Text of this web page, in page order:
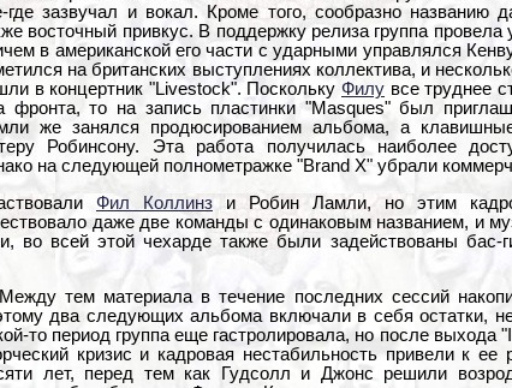
где зазвучал и вокал. Кроме того, сообразно названию
восточный привкус. В поддержку релиза группа провела
в американской его части с ударными управлялся
на британских выступлениях коллектива, и
в концертник "Livestock". Поскольку Филу все труднее
фронта, то на запись пластинки "Masques" был
же занялся продюсированием альбома, а
Робинсону. Эта работа получилась наиболее
на следующей полнометражке "Brand X" убрали
Фил Коллинз и Робин Ламли, но этим
даже две команды с одинаковым названием, и
во всей этой чехарде также были задействованы бас-
Между тем материала в течение последних сессий
два следующих альбома включали в себя остатки,
то период группа еще гастролировала, но после выхода
кризис и кадровая нестабильность привели к
лет, перед тем как Гудсолл и Джонс решили